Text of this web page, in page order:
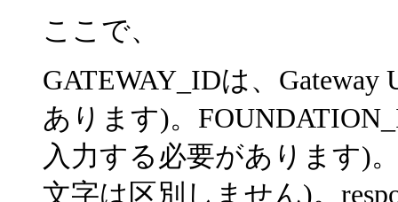
ここで、
GATEWAY_IDは、
あります)。
入力する必要があります)
文字は区別しません)。